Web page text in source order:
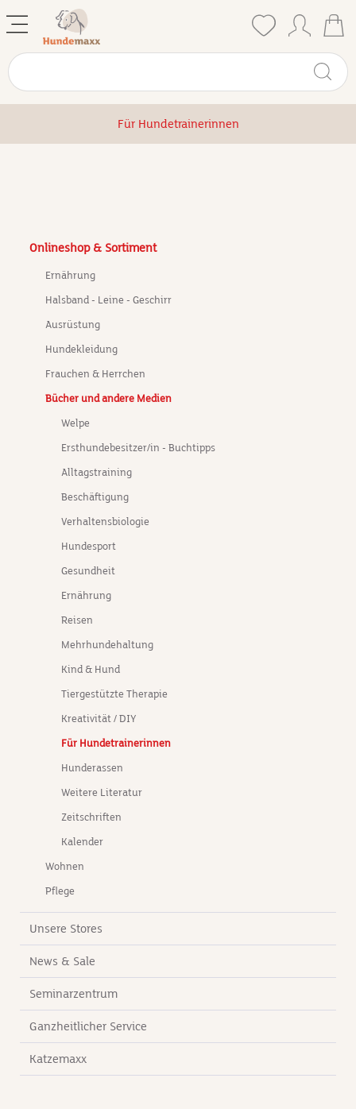
Für Hundetrainerinnen
Onlineshop & Sortiment
Ernährung
Halsband - Leine - Geschirr
Ausrüstung
Hundekleidung
Frauchen & Herrchen
Bücher und andere Medien
Welpe
Ersthundebesitzer/in - Buchtipps
Alltagstraining
Beschäftigung
Verhaltensbiologie
Hundesport
Gesundheit
Ernährung
Reisen
Mehrhundehaltung
Kind & Hund
Tiergestützte Therapie
Kreativität / DIY
Für Hundetrainerinnen
Hunderassen
Weitere Literatur
Zeitschriften
Kalender
Wohnen
Pflege
Unsere Stores
News & Sale
Seminarzentrum
Ganzheitlicher Service
Katzemaxx